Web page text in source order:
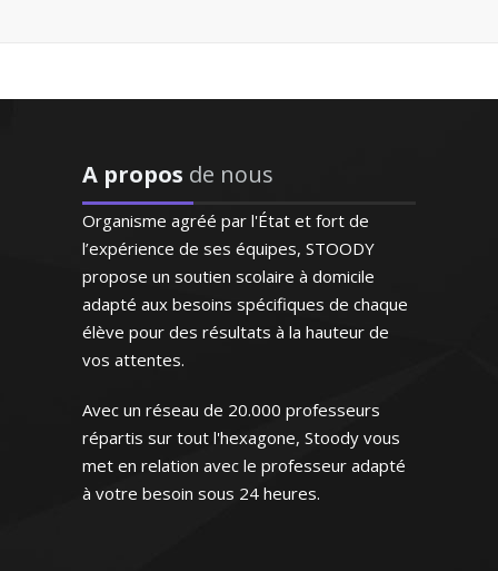
Monsieur H.E (Marseille,
étudiant au supérieur)
"Entièrement satisfaite.
Ma fille a augmenté sa
moyenne en anglais en
obtenant un 18/20 au
troisième trimestre. Je
compte faire la même
depuis de nombreuses années en France
du niveau de mes élèves et de leurs
Madame F. Marie - Professeur
Enseignant vacataire au sein de
l’éducation nationale, je mets mon
savoir-faire et mon expérience au
A propos de nous
Organisme agréé par l'État et fort de
l’expérience de ses équipes, STOODY
propose un soutien scolaire à domicile
adapté aux besoins spécifiques de chaque
élève pour des résultats à la hauteur de
vos attentes.
Avec un réseau de 20.000 professeurs
répartis sur tout l'hexagone, Stoody vous
met en relation avec le professeur adapté
à votre besoin sous 24 heures.